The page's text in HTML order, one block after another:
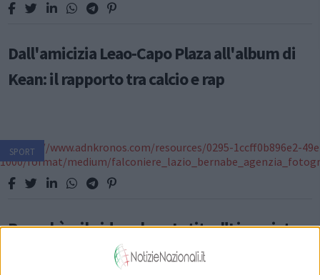
Dall'amicizia Leao-Capo Plaza all'album di
Kean: il rapporto tra calcio e rap
SPORT
Bernabè e il video choc, Lotito: "Licenziato
anche il chirurgo. Olympia? Non volerà più"